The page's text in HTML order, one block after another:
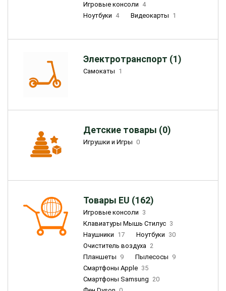
Игровые консоли 4
Ноутбуки 4 Видеокарты 1
Электротранспорт (1)
Самокаты 1
Детские товары (0)
Игрушки и Игры 0
Товары EU (162)
Игровые консоли 3
Клавиатуры Мышь Стилус 3
Наушники 17 Ноутбуки 30
Очиститель воздуха 2
Планшеты 9 Пылесосы 9
Смартфоны Apple 35
Смартфоны Samsung 20